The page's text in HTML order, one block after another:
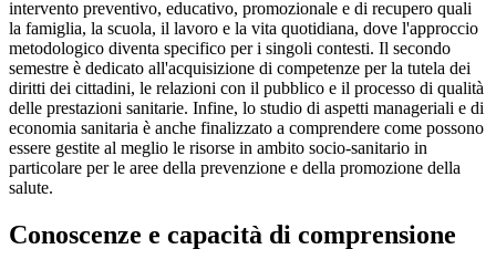
intervento preventivo, educativo, promozionale e di recupero quali
la famiglia, la scuola, il lavoro e la vita quotidiana, dove l'approccio
metodologico diventa specifico per i singoli contesti. Il secondo
semestre è dedicato all'acquisizione di competenze per la tutela dei
diritti dei cittadini, le relazioni con il pubblico e il processo di qualità
delle prestazioni sanitarie. Infine, lo studio di aspetti manageriali e di
economia sanitaria è anche finalizzato a comprendere come possono
essere gestite al meglio le risorse in ambito socio-sanitario in
particolare per le aree della prevenzione e della promozione della
salute.
Conoscenze e capacità di comprensione